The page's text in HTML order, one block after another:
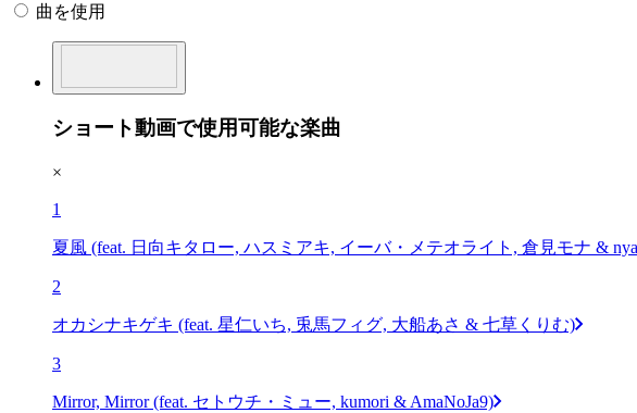
曲を使用
ショート動画で使用可能な楽曲
×
1
夏風 (feat. 日向キタロー, ハスミアキ, イーバ・メテオライト, 倉見モナ &
2
オカシナキゲキ (feat. 星仁いち, 兎馬フィグ, 大船あさ & 七草くりむ)
3
Mirror, Mirror (feat. セトウチ・ミュー, kumori & AmaNoJa9)